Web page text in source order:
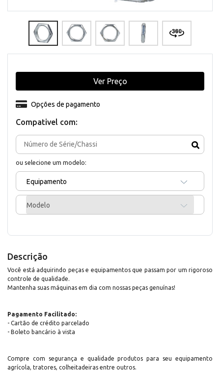
Compativel com:
ou selecione um modelo:
Equipamento
Modelo
Opções de pagamento
Ver Preço
Descrição
Você está adquirindo peças e equipamentos que passam por um rigoroso
controle de qualidade.
Mantenha suas máquinas em dia com nossas peças genuínas!
Pagamento Facilitado:
- Cartão de crédito parcelado
- Boleto bancário à vista
Compre com segurança e qualidade produtos para seu equipamento
agrícola, tratores, colheitadeiras entre outros.